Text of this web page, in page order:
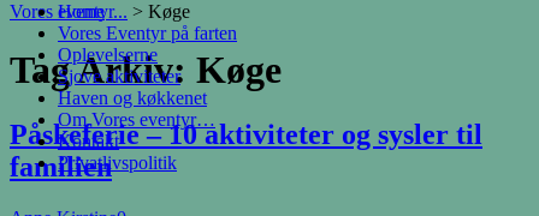
Home
Vores Eventyr på farten
Oplevelserne
Sjove aktiviteter
Haven og køkkenet
Om Vores eventyr…
Kontakt
Privatlivspolitik
Vores eventyr... > Køge
Tag Arkiv: Køge
Påskeferie – 10 aktiviteter og sysler til
familien